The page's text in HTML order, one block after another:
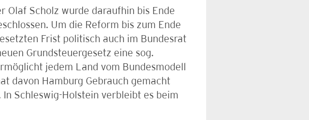
Olaf Scholz wurde daraufhin bis Ende
Um die Reform bis zum Ende
Frist politisch auch im Bundesrat
Grundsteuergesetz eine sog.
jedem Land vom Bundesmodell
davon Hamburg Gebrauch gemacht
Schleswig-Holstein verbleibt es beim